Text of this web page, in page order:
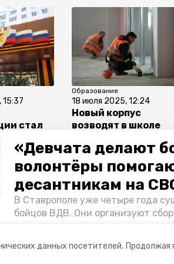
данных посетителей. Продолжая
«Девчата делают
волонтёры
десантникам на
В Ставрополе уже четыре года
бойцов ВДВ. Они организуют
спецоперации и лично отвозят
акцию к 9 Мая.
стал
в
Образование
18 июля 2025, 12:24
Новый корпус
возводят в школе
Ставрополя